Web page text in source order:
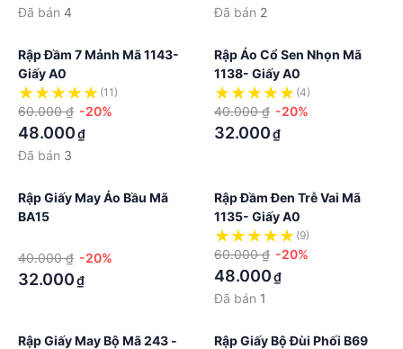
Đã bán 4
Đã bán 2
Rập Đầm 7 Mảnh Mã 1143-
Giấy A0
(11)
60.000 ₫ -20%
48.000₫
Đã bán 3
Rập Áo Cổ Sen Nhọn Mã
1138- Giấy A0
(4)
40.000 ₫ -20%
32.000₫
Rập Giấy May Áo Bầu Mã
BA15
40.000 ₫ -20%
32.000₫
Rập Đầm Đen Trễ Vai Mã
1135- Giấy A0
(9)
60.000 ₫ -20%
48.000₫
Đã bán 1
Rập Giấy May Bộ Mã 243 -
Rập Giấy Bộ Đùi Phối B69